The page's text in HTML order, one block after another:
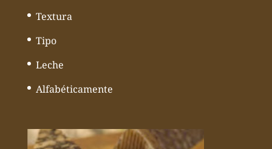
Textura
Tipo
Leche
Alfabéticamente